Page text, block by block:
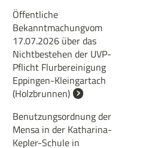
Öffentliche
Bekanntmachungvom
17.07.2026 über das
Nichtbestehen der UVP-
Pflicht Flurbereinigung
Eppingen-Kleingartach
(Holzbrunnen)
Benutzungsordnung der
Mensa in der Katharina-
Kepler-Schule in